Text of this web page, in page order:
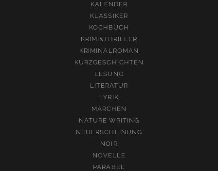
KALENDER
KLASSIKER
KOCHBUCH
KRIMI&THRILLER
KRIMINALROMAN
KURZGESCHICHTEN
LESUNG
LITERATUR
LYRIK
MÄRCHEN
NATURE WRITING
NEUERSCHEINUNG
NOIR
NOVELLE
PARABEL